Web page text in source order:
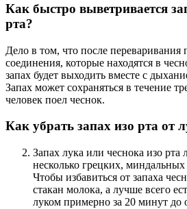
Как быстро выветривается
рта?
Дело в том, что после
соединения, которые находятся в
запах будет выходить вместе с
Запах может сохраняться в течение
человек поел чеснок.
Как убрать запах изо рта от
Запах лука или чеснока изо рта
несколько грецких,
Чтобы избавиться от запаха
стакан молока, а лучше всего
луком примерно за 20 минут до